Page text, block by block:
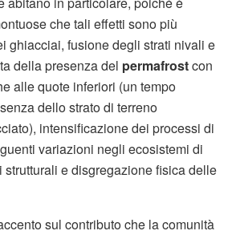
che tali effetti sono più
ghiacciai, fusione degli strati nivali e
della presenza del permafrostcon
alle quote inferiori (un tempo
dello strato di terreno
intensificazione dei processi di
variazioni negli ecosistemi di
strutturali e disgregazione fisica delle
sul contributo che la comunità